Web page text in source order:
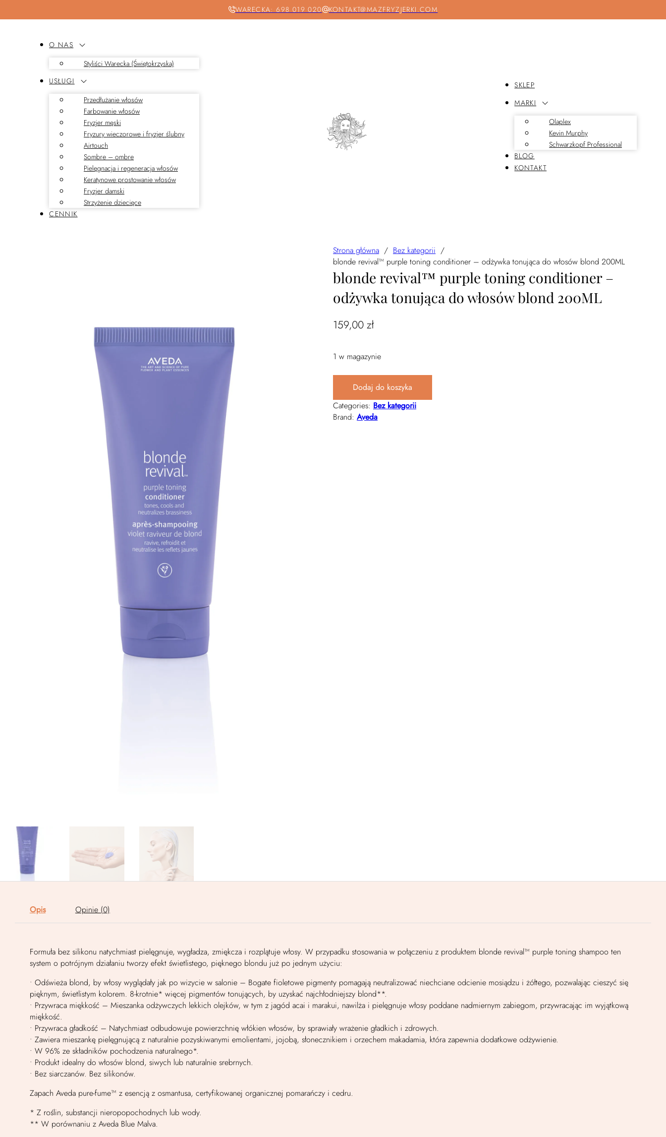
WARECKA: 698 019 020 KONTAKT@MAZFRYZJERKI.COM
O NAS
Styliści Warecka (Świętokrzyska)
USŁUGI
Przedłużanie włosów
Farbowanie włosów
Fryzjer męski
Fryzury wieczorowe i fryzjer ślubny
Airtouch
Sombre – ombre
Pielęgnacja i regeneracja włosów
Keratynowe prostowanie włosów
Fryzjer damski
Strzyżenie dziecięce
CENNIK
SKLEP
MARKI
Olaplex
Kevin Murphy
Schwarzkopf Professional
BLOG
KONTAKT
Strona główna / Bez kategorii /
blonde revival™ purple toning conditioner – odżywka tonująca do włosów blond 200ML
blonde revival™ purple toning conditioner –
odżywka tonująca do włosów blond 200ML
159,00zł
1 w magazynie
ilość blonde revival™ purple toning conditioner - odżywka tonująca do włosów blond 200ML
Dodaj do koszyka
Categories: Bez kategorii
Brand: Aveda
Opis Opinie (0)
Formuła bez silikonu natychmiast pielęgnuje, wygładza, zmiękcza i rozplątuje włosy. W przypadku stosowania w połączeniu z produktem blonde revival™ purple toning shampoo ten
system o potrójnym działaniu tworzy efekt świetlistego, pięknego blondu już po jednym użyciu:
• Odświeża blond, by włosy wyglądały jak po wizycie w salonie – Bogate fioletowe pigmenty pomagają neutralizować niechciane odcienie mosiądzu i żółtego, pozwalając cieszyć się
pięknym, świetlistym kolorem. 8-krotnie* więcej pigmentów tonujących, by uzyskać najchłodniejszy blond**.
• Przywraca miękkość – Mieszanka odżywczych lekkich olejków, w tym z jagód acai i marakui, nawilża i pielęgnuje włosy poddane nadmiernym zabiegom, przywracając im wyjątkową
miękkość.
• Przywraca gładkość – Natychmiast odbudowuje powierzchnię włókien włosów, by sprawiały wrażenie gładkich i zdrowych.
• Zawiera mieszankę pielęgnującą z naturalnie pozyskiwanymi emolientami, jojobą, słonecznikiem i orzechem makadamia, która zapewnia dodatkowe odżywienie.
• W 96% ze składników pochodzenia naturalnego*.
• Produkt idealny do włosów blond, siwych lub naturalnie srebrnych.
• Bez siarczanów. Bez silikonów.
Zapach Aveda pure-fume™ z esencją z osmantusa, certyfikowanej organicznej pomarańczy i cedru.
* Z roślin, substancji nieropopochodnych lub wody.
** W porównaniu z Aveda Blue Malva.